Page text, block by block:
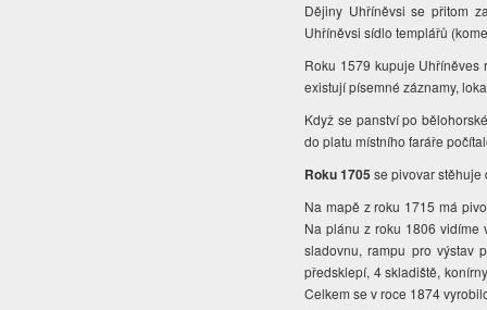
Dějiny Uhříněvsi se přitom
Uhříněvsi sídlo templářů
Roku 1579 kupuje Uhříněves
existují písemné záznamy,
Když se panství po
do platu místního faráře
Roku 1705 se pivovar stěhuje
Na mapě z roku 1715 má
Na plánu z roku 1806 vidíme
sladovnu, rampu pro výstav
předsklepí, 4 skladiště,
Celkem se v roce 1874